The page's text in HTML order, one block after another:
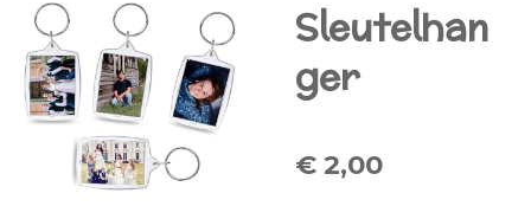
Sleutelhan
ger
€ 2,00